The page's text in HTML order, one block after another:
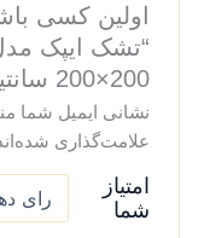
اولین کسی
“تشک ایپک
200×200 سانتیمتر”
نشانی ایمیل شما
علامت‌گذاری
امتیاز
شما